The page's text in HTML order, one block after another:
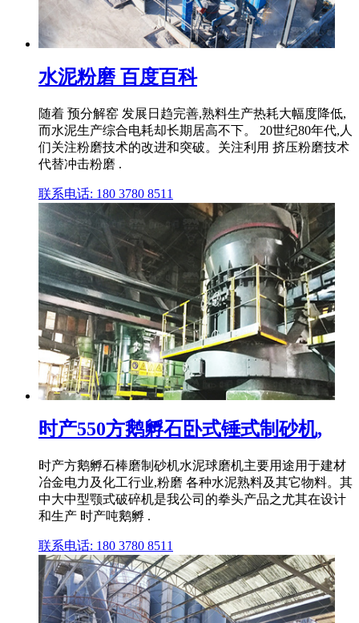
水泥粉磨 百度百科
随着 预分解窑 发展日趋完善,熟料生产热耗大幅度降低,
而水泥生产综合电耗却长期居高不下。 20世纪80年代,人
们关注粉磨技术的改进和突破。关注利用 挤压粉磨技术
代替冲击粉磨 .
联系电话: 180 3780 8511
时产550方鹅孵石卧式锤式制砂机,
时产方鹅孵石棒磨制砂机水泥球磨机主要用途用于建材
冶金电力及化工行业,粉磨 各种水泥熟料及其它物料。其
中大中型颚式破碎机是我公司的拳头产品之尤其在设计
和生产 时产吨鹅孵 .
联系电话: 180 3780 8511